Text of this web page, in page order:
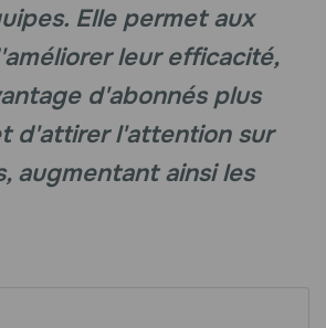
Elle permet aux
leur efficacité,
d'abonnés plus
d'attirer l'attention sur
augmentant ainsi les